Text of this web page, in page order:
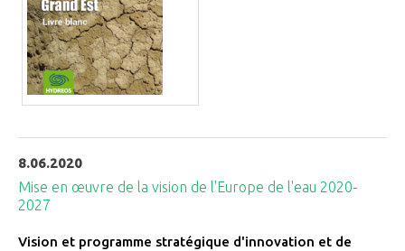
8.06.2020
Mise en œuvre de la vision de l'Europe de l'eau 2020-
2027
Vision et programme stratégique d'innovation et de